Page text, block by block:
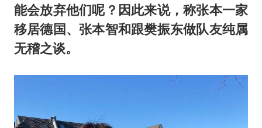
能会放弃他们呢？因此来说，称张本一家
移居德国、张本智和跟樊振东做队友纯属
无稽之谈。